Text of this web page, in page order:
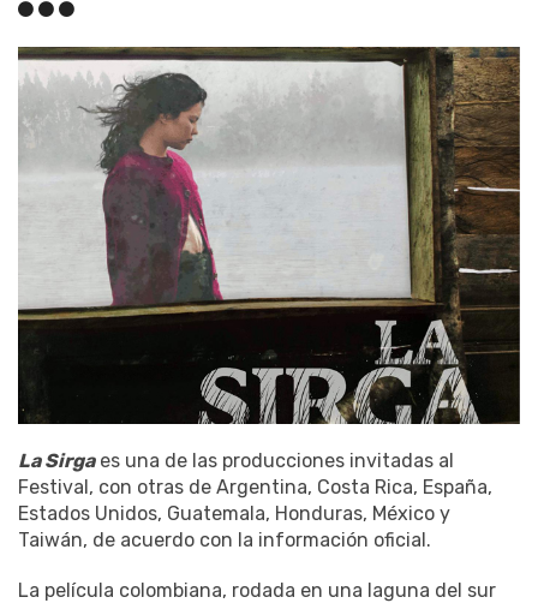
La Sirgaes una de las producciones invitadas al
Festival, con otras de Argentina, Costa Rica, España,
Estados Unidos, Guatemala, Honduras, México y
Taiwán, de acuerdo con la información oficial.
La película colombiana, rodada en una laguna del sur